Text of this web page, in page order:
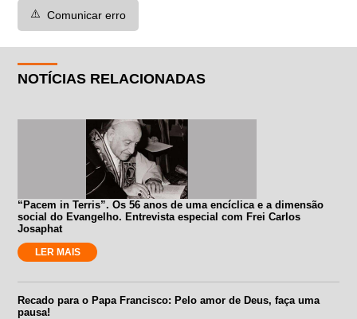
⚠️ Comunicar erro
NOTÍCIAS RELACIONADAS
“Pacem in Terris”. Os 56 anos de uma encíclica e a dimensão
social do Evangelho. Entrevista especial com Frei Carlos
Josaphat
LER MAIS
Recado para o Papa Francisco: Pelo amor de Deus, faça uma
pausa!